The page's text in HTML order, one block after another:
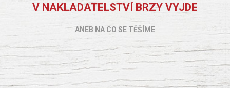
V NAKLADATELSTVÍ BRZY VYJDE
ANEB NA CO SE TĚŠÍME